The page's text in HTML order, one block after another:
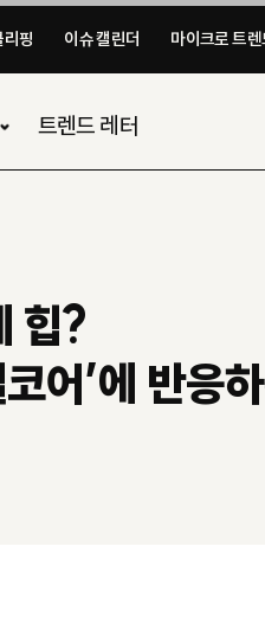
핑 이슈 캘린더 마이크로 트
트렌드 레터
힙?
어’에 반응